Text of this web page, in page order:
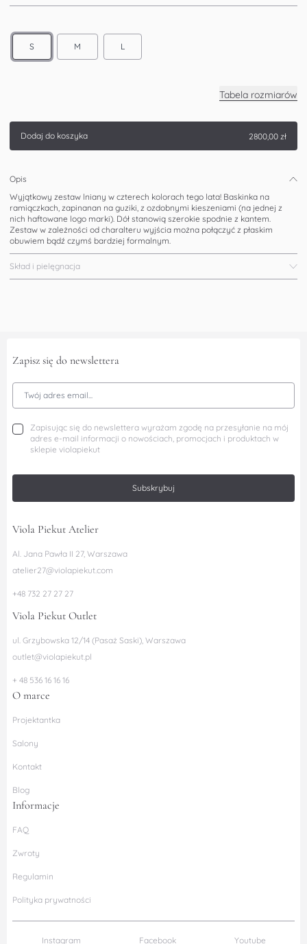
S M L
Tabela rozmiarów
Dodaj do koszyka 2800,00 zł
Opis
Wyjątkowy zestaw lniany w czterech kolorach tego lata! Baskinka na
ramiączkach, zapinanan na guziki, z ozdobnymi kieszeniami (na jednej z
nich haftowane logo marki). Dół stanowią szerokie spodnie z kantem.
Zestaw w zależności od charalteru wyjścia można połączyć z płaskim
obuwiem bądź czymś bardziej formalnym.
Skład i pielęgnacja
Zapisz się do newslettera
Adres Email
Zapisując się do newslettera wyrażam zgodę na przesyłanie na mój
adres e-mail informacji o nowościach, promocjach i produktach w
sklepie violapiekut
Subskrybuj
Viola Piekut Atelier
Al. Jana Pawła II 27, Warszawa
atelier27@violapiekut.com
+48 732 27 27 27
Viola Piekut Outlet
ul. Grzybowska 12/14 (Pasaż Saski), Warszawa
outlet@violapiekut.pl
+ 48 536 16 16 16
O marce
Projektantka
Salony
Kontakt
Blog
Informacje
FAQ
Zwroty
Regulamin
Polityka prywatności
Instagram Facebook Youtube